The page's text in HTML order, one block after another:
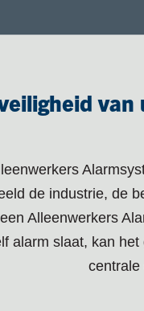
de industrie, de
Alleenwerkers
alarm slaat, kan
centrale